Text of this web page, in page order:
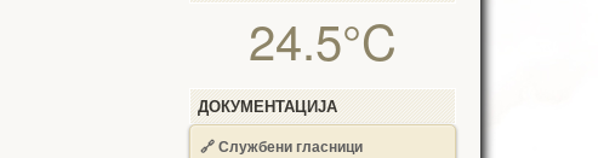
24.5°C
ДОКУМЕНТАЦИЈА
🔗Службени гласници